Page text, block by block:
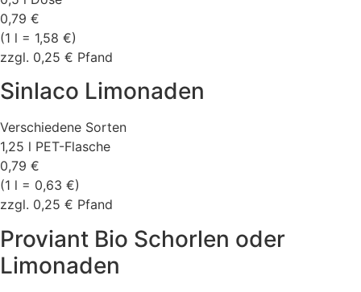
0,79 €
(1 l = 1,58 €)
zzgl. 0,25 € Pfand
Sinlaco Limonaden
Verschiedene Sorten
1,25 l PET-Flasche
0,79 €
(1 l = 0,63 €)
zzgl. 0,25 € Pfand
Proviant Bio Schorlen oder
Limonaden